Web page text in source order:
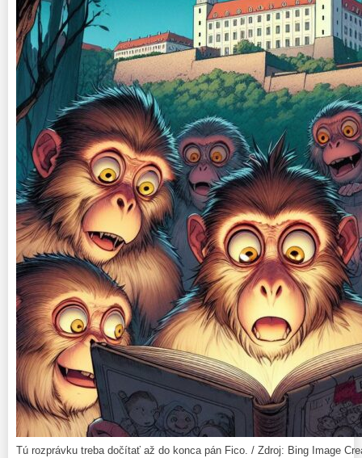
Tú rozprávku treba dočítať až do konca pán Fico. / Zdroj: Bing Image